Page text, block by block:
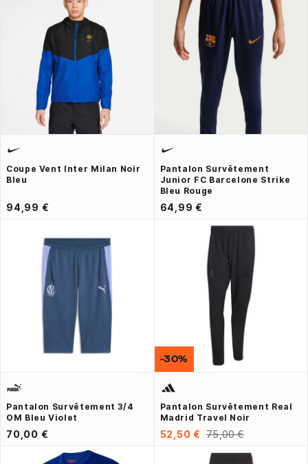
Coupe Vent Inter Milan Noir
Bleu
94,99 €
Pantalon Survêtement
Junior FC Barcelone Strike
Bleu Rouge
64,99 €
Pantalon Survêtement 3/4
OM Bleu Violet
70,00 €
Pantalon Survêtement Real
Madrid Travel Noir
52,50 € 75,00 €
-30%